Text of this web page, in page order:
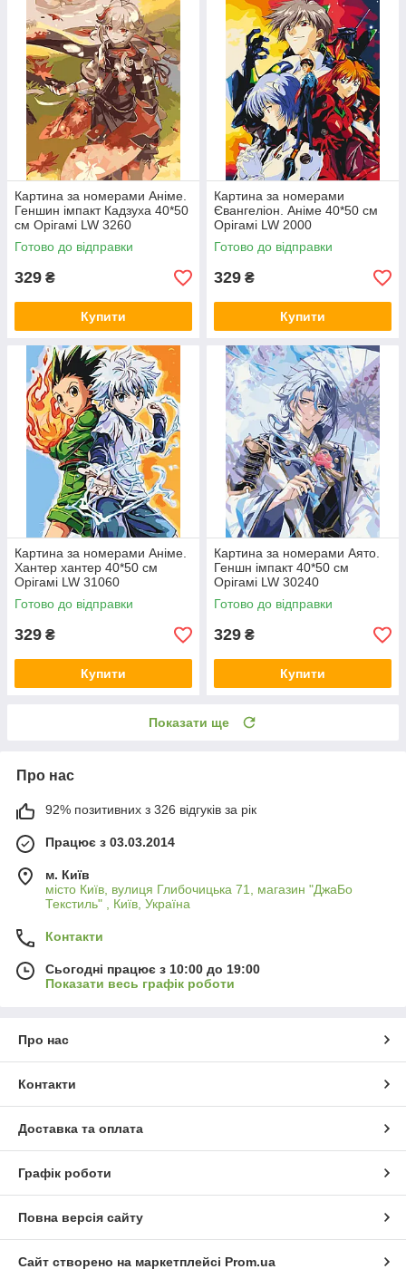
Картина за номерами Аніме.
Геншин імпакт Кадзуха 40*50
см Орігамі LW 3260
Готово до відправки
329 ₴
Купити
Картина за номерами
Євангеліон. Аніме 40*50 см
Орігамі LW 2000
Готово до відправки
329 ₴
Купити
Картина за номерами Аніме.
Хантер хантер 40*50 см
Орігамі LW 31060
Готово до відправки
329 ₴
Купити
Картина за номерами Аято.
Геншн імпакт 40*50 см
Орігамі LW 30240
Готово до відправки
329 ₴
Купити
Показати ще
Про нас
92% позитивних з 326 відгуків за рік
Працює з 03.03.2014
м. Київ
місто Київ, вулиця Глибочицька 71, магазин "ДжаБо
Текстиль" , Київ, Україна
Контакти
Сьогодні працює з 10:00 до 19:00
Показати весь графік роботи
Про нас
Контакти
Доставка та оплата
Графік роботи
Повна версія сайту
Сайт створено на маркетплейсі Prom.ua